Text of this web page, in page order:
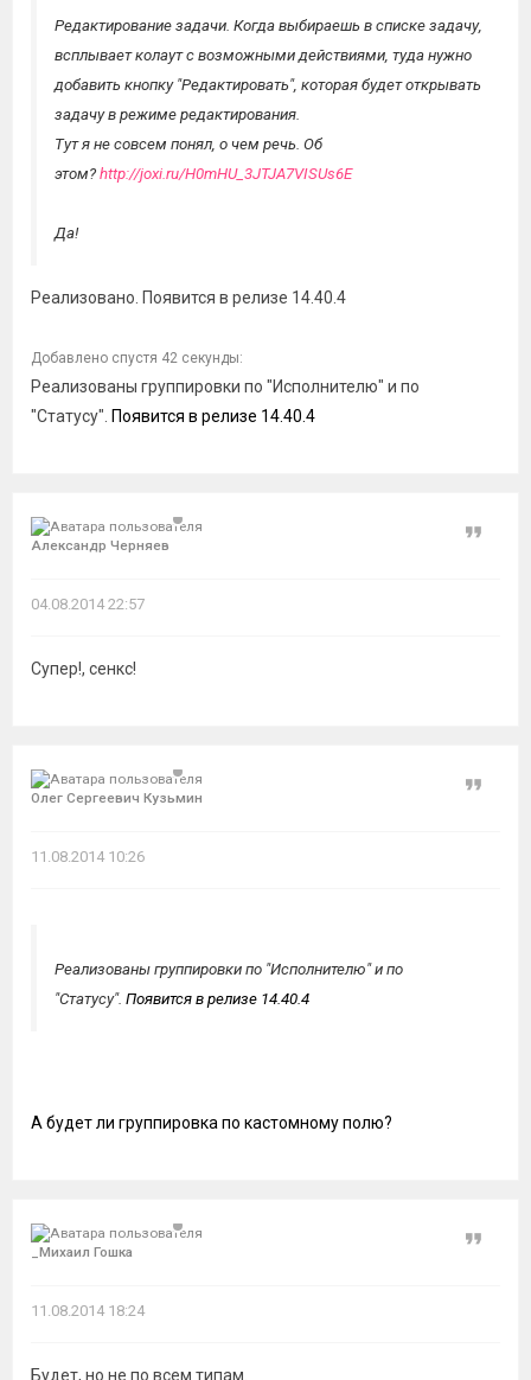
Редактирование задачи. Когда выбираешь в списке задачу,
всплывает колаут с возможными действиями, туда нужно
добавить кнопку "Редактировать", которая будет открывать
задачу в режиме редактирования.
Тут я не совсем понял, о чем речь. Об
этом? http://joxi.ru/H0mHU_3JTJA7VISUs6E
Да!
Реализовано. Появится в релизе 14.40.4
Добавлено спустя 42 секунды:
Реализованы группировки по "Исполнителю" и по
"Статусу". Появится в релизе 14.40.4
Александр Черняев
Цитата
04.08.2014 22:57
Супер!, сенкс!
Олег Сергеевич Кузьмин
Цитата
11.08.2014 10:26
Реализованы группировки по "Исполнителю" и по
"Статусу". Появится в релизе 14.40.4
А будет ли группировка по кастомному полю?
_Миxаил Гошкa
Цитата
11.08.2014 18:24
Будет, но не по всем типам.